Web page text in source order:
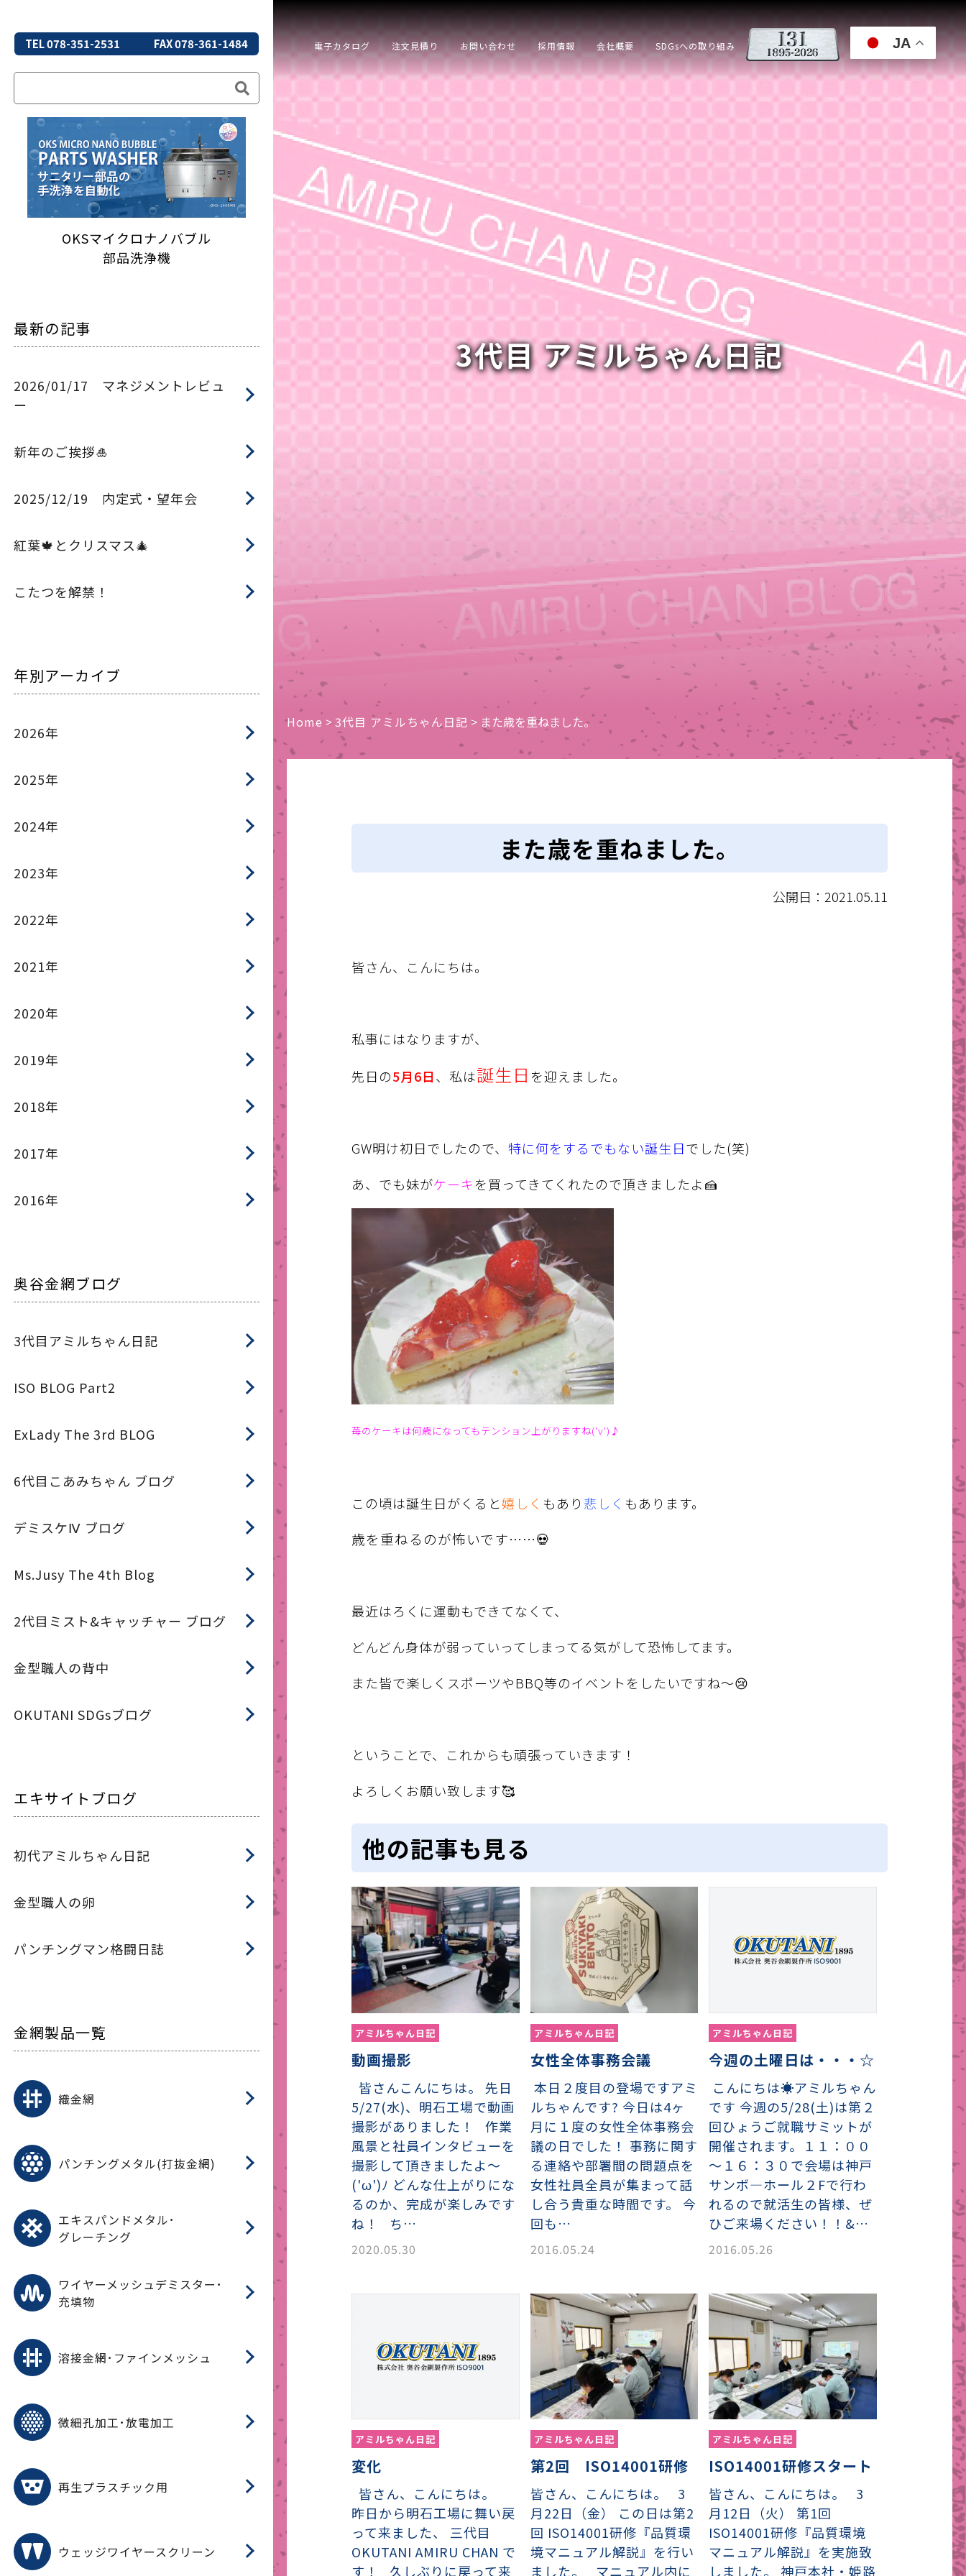
TEL 078-351-2531 FAX 078-361-1484
OKSマイクロナノバブル
部品洗浄機
最新の記事
2026/01/17 マネジメントレビュ
ー
新年のご挨拶🎍
2025/12/19 内定式・望年会
紅葉🍁とクリスマス🎄
こたつを解禁！
年別アーカイブ
2026年
2025年
2024年
2023年
2022年
2021年
2020年
2019年
2018年
2017年
2016年
奥谷金網ブログ
3代目アミルちゃん日記
ISO BLOG Part2
ExLady The 3rd BLOG
6代目こあみちゃん ブログ
デミスケⅣ ブログ
Ms.Jusy The 4th Blog
2代目ミスト&キャッチャー ブログ
金型職人の背中
OKUTANI SDGsブログ
エキサイトブログ
初代アミルちゃん日記
金型職人の卵
パンチングマン格闘日誌
金網製品一覧
織金網
平織金網網目一覧表
綾織金網網目一覧表
特殊線材メッシュ網目一覧
マグネステン®金網
マグネステン®金網網目一覧表
平畳織金網
綾畳織金網
クリンプ織金網
ロッククリンプ織金網
フラットトップ織金網
(滑面式金網)
トンキャップ織金網
(長目金網)
タイロッド織金網
振動篩用金網について
JIS試験用ふるい
ワイヤーネットコンベヤー
装飾用織金網
ワイヤーゲージ（線番）
織金網加工品
パンチングメタル(打抜金網)
金型パターン
在庫リスト
造粒機及び粉砕機用
遠心分離機用
スーパーパンチング™
SUPER PUNCHING™
スーパーパンチング™
標準金型リスト
スーパーパンチング™
在庫リスト
ODSサニタリーストレーナー™
二相ステンレス鋼パンチング
耐摩耗鋼板HARDOX®
エンボス・ディンプル加工
樹脂パンチング™
（プラスチックパンチング）
セレクト カラー・サイズ
樹脂パンチング™（PVC）
オーダーシート
（炭素繊維強化熱可塑性樹
パンチング™
大開孔率パンチング™
（X-OPEN AREA
PUNCHING）
C.G.P/コンピューター
グラフィックパンチング
開孔率自動計算(%)
重量自動計算(kg)
パンチングメタル加工品
エキスパンドメタル･
グレーチング
エキスパンドメタル
CFRTP EXメッシュ『CF
グレーチング
ワイヤーメッシュデミスター･
充填物
溶接金網･ファインメッシュ
ファインメッシュ
ファインメッシュ加工品
微細孔加工･放電加工
参考データ
ルーター・ザグリ加工(金型レ
再生プラスチック用
再生プラスチック用レーザー
フィルター
造粒機用消耗部品
粉砕機用消耗部品
ウェッジワイヤースクリーン
3代目 アミルちゃん日記
電子カタログ 注文見積り お問い合わせ 採用情報 会社概要 SDGsへの取り組み JA
Home >3代目 アミルちゃん日記 > また歳を重ねました。
また歳を重ねました。
公開日：2021.05.11
皆さん、こんにちは。
私事にはなりますが、
先日の5月6日、私は誕生日 を迎えました。
GW明け初日でしたので、特に何をするでもない誕生日でした(笑)
あ、でも妹がケーキを買ってきてくれたので頂きましたよ🍰
苺のケーキは何歳になってもテンション上がりますね('v')♪
この頃は誕生日がくると嬉しく もあり 悲しく もあります。
歳を重ねるのが怖いです……💀
最近はろくに運動もできてなくて、
どんどん身体が弱っていってしまってる気がして恐怖してます。
また皆で楽しくスポーツやBBQ等のイベントをしたいですね～😢
ということで、これからも頑張っていきます！
よろしくお願い致します🥰
他の記事も見る
アミルちゃん日記
動画撮影
皆さんこんにちは。 先日
5/27(水)、明石工場で動画
撮影がありました！ 作業
風景と社員インタビューを
撮影して頂きましたよ～
('ω')ﾉ どんな仕上がりにな
るのか、完成が楽しみです
ね！ ち…
2020.05.30
アミルちゃん日記
女性全体事務会議
本日２度目の登場ですアミ
ルちゃんです? 今日は4ヶ
月に１度の女性全体事務会
議の日でした！ 事務に関す
る連絡や部署間の問題点を
女性社員全員が集まって話
し合う貴重な時間です。 今
回も…
2016.05.24
アミルちゃん日記
今週の土曜日は・・・☆
こんにちは☀アミルちゃん
です 今週の5/28(土)は第２
回ひょうご就職サミットが
開催されます。１１：００
～１６：３０で会場は神戸
サンボ―ホール２Fで行わ
れるので就活生の皆様、ぜ
ひご来場ください！！&…
2016.05.26
アミルちゃん日記
変化
皆さん、こんにちは。
昨日から明石工場に舞い戻
って来ました、 三代目
OKUTANI AMIRU CHAN で
す！ 久しぶりに戻って来
アミルちゃん日記
第2回 ISO14001研修
皆さん、こんにちは。 3
月22日（金） この日は第2
回 ISO14001研修『品質環
境マニュアル解説』を行い
ました。 マニュアル内に
アミルちゃん日記
ISO14001研修スタート
皆さん、こんにちは。 3
月12日（火） 第1回
ISO14001研修『品質環境
マニュアル解説』を実施致
しました。 神戸本社・姫路